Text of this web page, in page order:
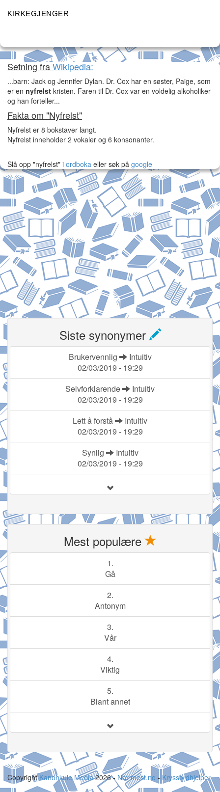
KIRKEGJENGER
Setning fraWikipedia:
...barn: Jack og Jennifer Dylan. Dr. Cox har en søster, Paige, som
er en nyfrelst kristen. Faren til Dr. Cox var en voldelig alkoholiker
og han forteller...
Fakta om "Nyfrelst"
Nyfrelst er 8 bokstaver langt.
Nyfrelst inneholder 2 vokaler og 6 konsonanter.
Slå opp "nyfrelst" i ordboka eller søk på google
Siste synonymer
Brukervennlig
Intuitiv
02/03/2019 - 19:29
Selvforklarende
Intuitiv
02/03/2019 - 19:29
Lett å forstå
Intuitiv
02/03/2019 - 19:29
Synlig
Intuitiv
02/03/2019 - 19:29
Mest populære
1.
Gå
2.
Antonym
3.
Vår
4.
Viktig
5.
Blant annet
CopyrightKanonkule Media2026 - Nærmest.no - Kryssordhjelper